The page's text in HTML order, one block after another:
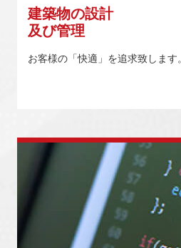
建築物の設計
及び管理
お客様の「快適」を追求致します。